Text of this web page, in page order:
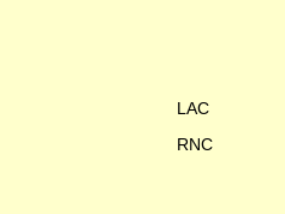
LAC
RNC